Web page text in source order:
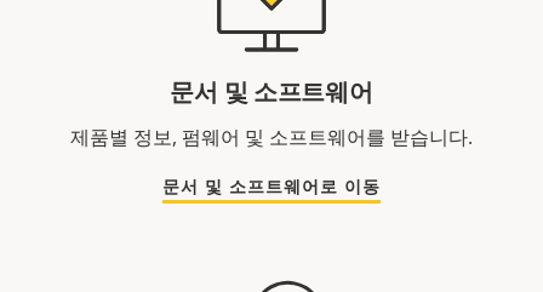
문서 및 소프트웨어
제품별 정보, 펌웨어 및 소프트웨어를 받습니다.
문서 및 소프트웨어로 이동